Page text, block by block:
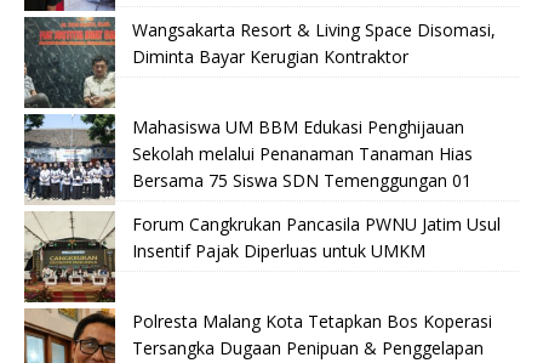
Wangsakarta Resort & Living Space Disomasi,
Diminta Bayar Kerugian Kontraktor
Mahasiswa UM BBM Edukasi Penghijauan
Sekolah melalui Penanaman Tanaman Hias
Bersama 75 Siswa SDN Temenggungan 01
Forum Cangkrukan Pancasila PWNU Jatim Usul
Insentif Pajak Diperluas untuk UMKM
Polresta Malang Kota Tetapkan Bos Koperasi
Tersangka Dugaan Penipuan & Penggelapan